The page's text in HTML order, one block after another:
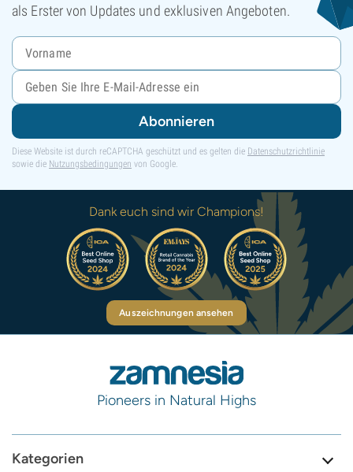
als Erster von Updates und exklusiven Angeboten.
Abonnieren
Diese Website ist durch reCAPTCHA geschützt und es gelten die Datenschutzrichtlinie
sowie die Nutzungsbedingungen von Google.
Dank euch sind wir Champions!
Auszeichnungen ansehen
Pioneers in Natural Highs
Kategorien